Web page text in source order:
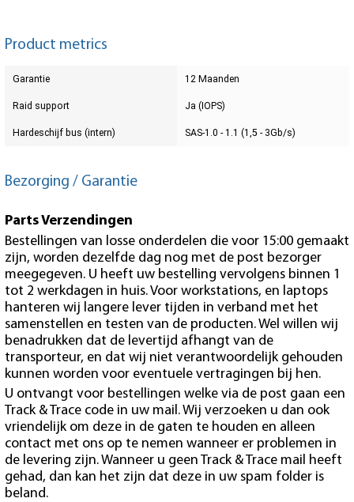
Product metrics
Garantie 12 Maanden
Raid support Ja (IOPS)
Hardeschijf bus (intern) SAS-1.0 - 1.1 (1,5 - 3Gb/s)
Bezorging / Garantie
Parts Verzendingen
Bestellingen van losse onderdelen die voor 15:00 gemaakt
zijn, worden dezelfde dag nog met de post bezorger
meegegeven. U heeft uw bestelling vervolgens binnen 1
tot 2 werkdagen in huis. Voor workstations, en laptops
hanteren wij langere lever tijden in verband met het
samenstellen en testen van de producten. Wel willen wij
benadrukken dat de levertijd afhangt van de
transporteur, en dat wij niet verantwoordelijk gehouden
kunnen worden voor eventuele vertragingen bij hen.
U ontvangt voor bestellingen welke via de post gaan een
Track & Trace code in uw mail. Wij verzoeken u dan ook
vriendelijk om deze in de gaten te houden en alleen
contact met ons op te nemen wanneer er problemen in
de levering zijn. Wanneer u geen Track & Trace mail heeft
gehad, dan kan het zijn dat deze in uw spam folder is
beland.